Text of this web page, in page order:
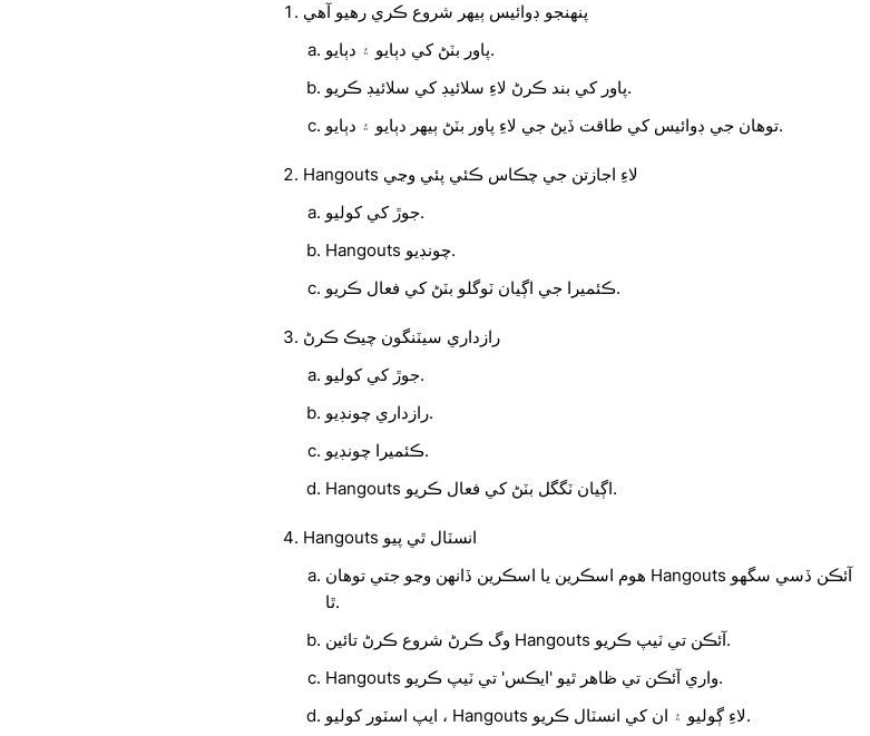
پنهنجو ڊوائيس ٻيهر شروع ڪري رهيو آهي
پاور بٽڻ کي دٻايو ۽ دٻايو.
پاور کي بند ڪرڻ لاءِ سلائيڊ کي سلائيڊ ڪريو.
توهان جي ڊوائيس کي طاقت ڏيڻ جي لاءِ پاور بٽڻ ٻيهر دٻايو ۽ دٻايو.
Hangouts لاءِ اجازتن جي چڪاس ڪئي پئي وڃي
جوڙ کي کوليو.
Hangouts چونڊيو.
ڪئميرا جي اڳيان ٽوگلو بٽڻ کي فعال ڪريو.
رازداري سيٽنگون چيڪ ڪرڻ
جوڙ کي کوليو.
رازداري چونڊيو.
ڪئميرا چونڊيو.
Hangouts اڳيان ٽگگل بٽڻ کي فعال ڪريو.
Hangouts انسٽال ٿي پيو
هوم اسڪرين يا اسڪرين ڏانهن وڃو جتي توهان Hangouts آئڪن ڏسي سگهو
ٿا.
وگ ڪرڻ شروع ڪرڻ تائين Hangouts آئڪن تي ٽيپ ڪريو.
Hangouts واري آئڪن تي ظاهر ٿيو 'ايڪس' تي ٽيپ ڪريو.
ايپ اسٽور کوليو ، Hangouts لاءِ ڳوليو ۽ ان کي انسٽال ڪريو.